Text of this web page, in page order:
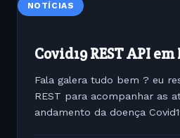
NOTÍCIAS
Covid19 REST API em
Fala galera tudo bem ? eu
REST para acompanhar as
andamento da doença